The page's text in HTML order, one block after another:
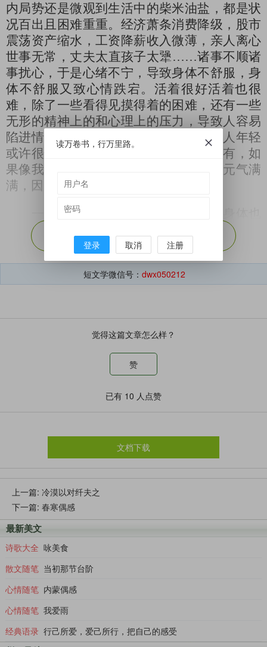
内局势还是微观到生活中的柴米油盐，都是状
况百出且困难重重。经济萧条消费降级，股市
震荡资产缩水，工资降薪收入微薄，亲人离心
世事无常，丈夫太直孩子太犟……诸事不顺诸
事扰心，于是心绪不宁，导致身体不舒服，身
体不舒服又致心情跌宕。活着很好活着也很
难，除了一些看得见摸得着的困难，还有一些
无形的精神上的和心理上的压力，导致人容易
陷进情绪的泥潭，久久不能自拔。如果人年轻
或许很快就会恢复，睡一觉什么事都没有，如
果像我这样的中年人则很难在短时间内元气满
满，因为即使在睡梦里也很难安心。
一切的根源是思想在作祟，情绪和身体也
只是映射，归根结底是中年人对未来和生命的
困惑。懵懂中迎来的中年滋味并不好受，仿佛
还没年轻过就开始老了，压力、疾病在对身体
进行全方位围剿，而工作、生活处处不如意，
以后的每一天似乎并不比今天精彩，平淡、琐
碎、繁重才是主旋律。这是中年人的无奈也是
中年人的悲哀，身为中年人却不能停下也无法
停下，因为责任在肩所以身不由己，纵然身不
展开剩余（30%）
短文学微信号： dwx050212
觉得这篇文章怎么样？
赞
已有 10 人点赞
文档下载
上一篇: 冷漠以对纤夫之
下一篇: 春寒偶感
最新美文
诗歌大全 咏美食
散文随笔 当初那节台阶
心情随笔 内蒙偶感
心情随笔 我爱雨
经典语录 行己所爱，爱己所行，把自己的感受
读万卷书，行万里路。
登录 取消 注册